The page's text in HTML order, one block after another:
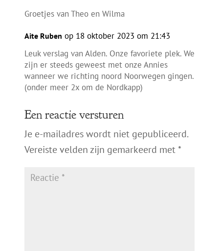
Groetjes van Theo en Wilma
Aite Ruben op 18 oktober 2023 om 21:43
Leuk verslag van Alden. Onze favoriete plek. We
zijn er steeds geweest met onze Annies
wanneer we richting noord Noorwegen gingen.
(onder meer 2x om de Nordkapp)
Een reactie versturen
Je e-mailadres wordt niet gepubliceerd.
Vereiste velden zijn gemarkeerd met*